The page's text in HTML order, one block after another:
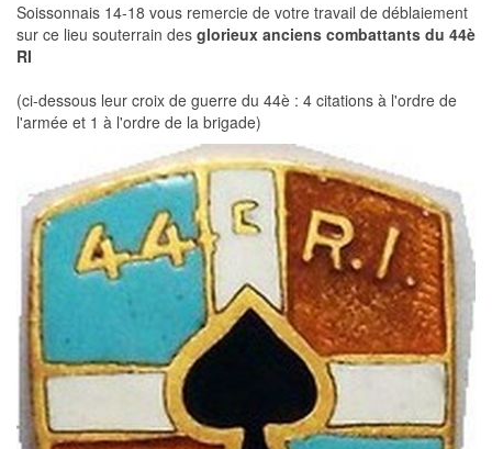
Soissonnais 14-18 vous remercie de votre travail de déblaiement
sur ce lieu souterrain des glorieux anciens combattants du 44è
RI
(ci-dessous leur croix de guerre du 44è : 4 citations à l'ordre de
l'armée et 1 à l'ordre de la brigade)